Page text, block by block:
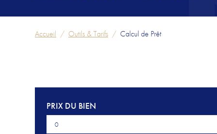
Accueil Outils & Tarifs Calcul de Prêt
PRIX DU BIEN